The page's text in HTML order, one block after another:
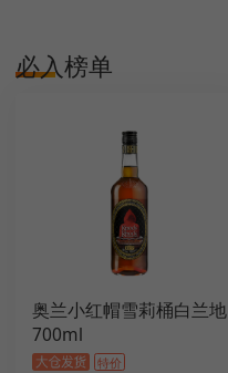
必入榜单
奥兰小红帽雪莉桶白兰地
700ml
特价